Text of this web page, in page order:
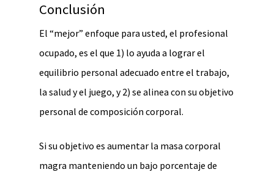
Conclusión
El “mejor” enfoque para usted, el profesional
ocupado, es el que 1) lo ayuda a lograr el
equilibrio personal adecuado entre el trabajo,
la salud y el juego, y 2) se alinea con su objetivo
personal de composición corporal.
Si su objetivo es aumentar la masa corporal
magra manteniendo un bajo porcentaje de